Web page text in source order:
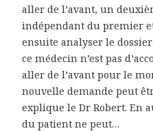
aller de l’avant, un
indépendant du premier
ensuite analyser le
ce médecin n’est pas
aller de l’avant pour le
nouvelle demande peut
explique le Dr Robert. En
du patient ne peut…